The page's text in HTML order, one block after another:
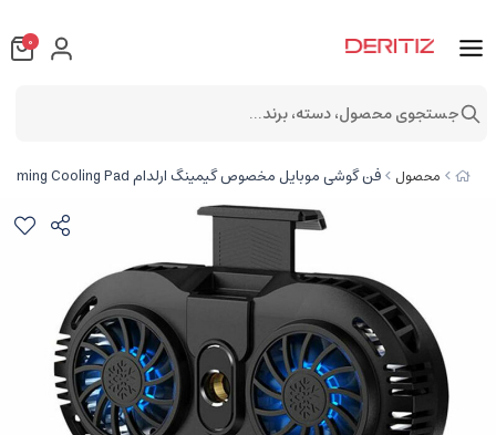
محصول فن گوشی موبایل مخصوص گیمینگ ارلدام Earldom ET-F05 Mobile Gaming Cooling Pad
0
جستجوی محصول، دسته، برند...